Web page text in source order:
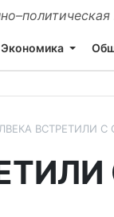
Экономика
ВСТРЕТИЛИ С